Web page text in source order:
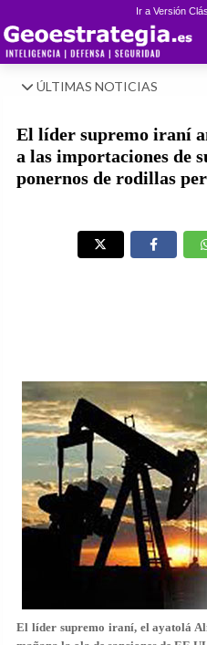
Ir a Versión
ÚLTIMAS NOTICIAS
El líder supremo iraní
a las importaciones de
ponernos de rodillas
El líder supremo iraní, el ayatolá